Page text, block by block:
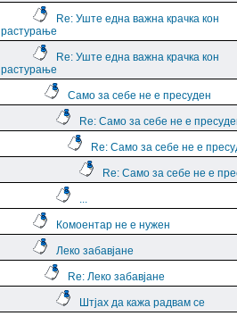
Re: Уште една важна крачка кон
растурање
Re: Уште една важна крачка кон
растурање
Само за себе не е пресуден
Re: Само за себе не е
Re: Само за себе не е
Re: Само за себе не е
...
Комоентар не е нужен
Леко забавјане
Re: Леко забавјане
Штјах да кажа радвам се